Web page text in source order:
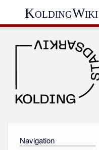
KoldingWiki
Navigation